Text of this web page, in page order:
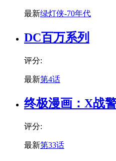
最新绿灯侠-70年代
DC百万系列
评分:
最新第4话
终极漫画：X战
评分:
最新第33话